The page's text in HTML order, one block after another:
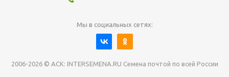
Мы в социальных сетях:
2006-2026 © АСК: INTERSEMENA.RU Семена почтой по всей России